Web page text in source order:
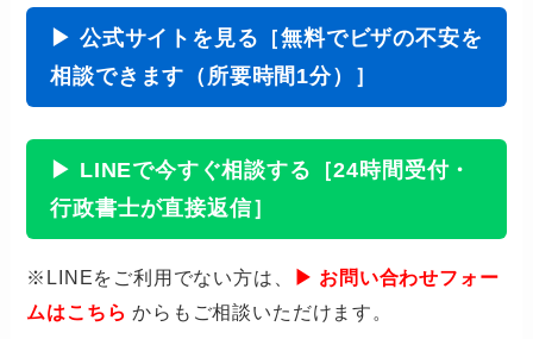
▶ 公式サイトを見る［無料でビザの不安を
相談できます（所要時間1分）］
▶ LINEで今すぐ相談する［24時間受付・
行政書士が直接返信］
※LINEをご利用でない方は、
▶ お問い合わせフォー
ムはこちら からもご相談いただけます。